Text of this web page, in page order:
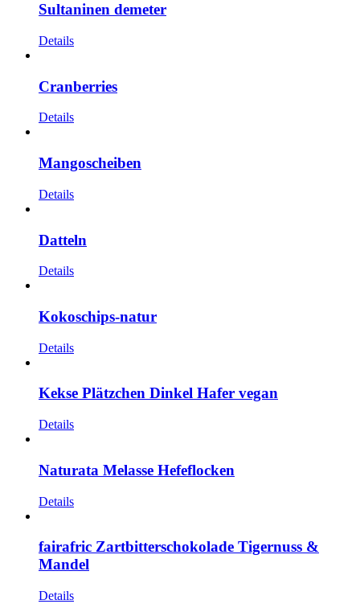
Sultaninen demeter
Details
Cranberries
Details
Mangoscheiben
Details
Datteln
Details
Kokoschips-natur
Details
Kekse Plätzchen Dinkel Hafer vegan
Details
Naturata Melasse Hefeflocken
Details
fairafric Zartbitterschokolade Tigernuss &
Mandel
Details